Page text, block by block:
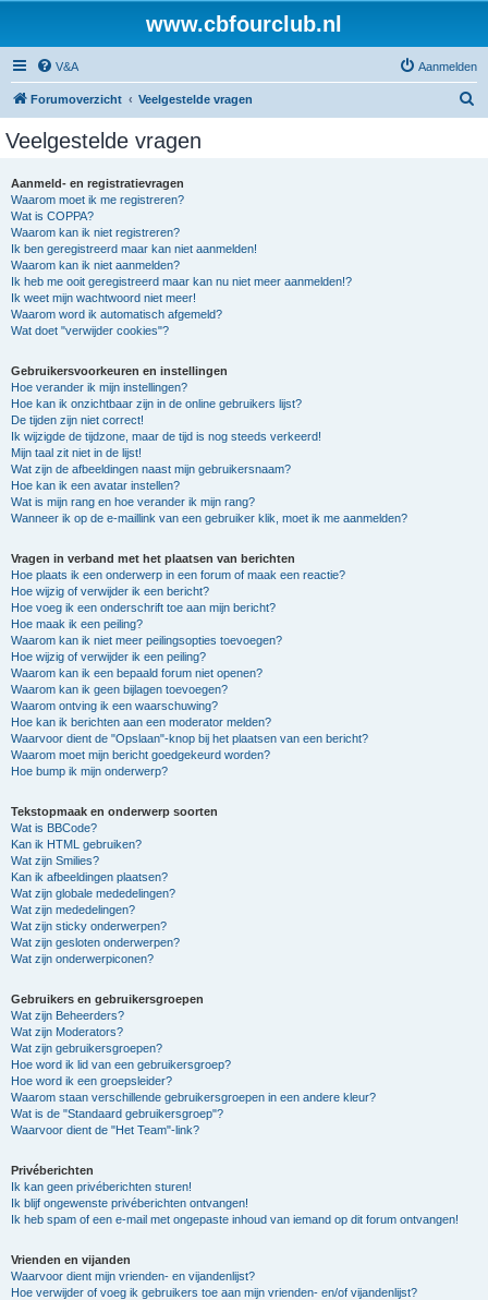
www.cbfourclub.nl
V&A Aanmelden
Forumoverzicht Veelgestelde vragen
Veelgestelde vragen
Aanmeld- en registratievragen
Waarom moet ik me registreren?
Wat is COPPA?
Waarom kan ik niet registreren?
Ik ben geregistreerd maar kan niet aanmelden!
Waarom kan ik niet aanmelden?
Ik heb me ooit geregistreerd maar kan nu niet meer aanmelden!?
Ik weet mijn wachtwoord niet meer!
Waarom word ik automatisch afgemeld?
Wat doet "verwijder cookies"?
Gebruikersvoorkeuren en instellingen
Hoe verander ik mijn instellingen?
Hoe kan ik onzichtbaar zijn in de online gebruikers lijst?
De tijden zijn niet correct!
Ik wijzigde de tijdzone, maar de tijd is nog steeds verkeerd!
Mijn taal zit niet in de lijst!
Wat zijn de afbeeldingen naast mijn gebruikersnaam?
Hoe kan ik een avatar instellen?
Wat is mijn rang en hoe verander ik mijn rang?
Wanneer ik op de e-maillink van een gebruiker klik, moet ik me aanmelden?
Vragen in verband met het plaatsen van berichten
Hoe plaats ik een onderwerp in een forum of maak een reactie?
Hoe wijzig of verwijder ik een bericht?
Hoe voeg ik een onderschrift toe aan mijn bericht?
Hoe maak ik een peiling?
Waarom kan ik niet meer peilingsopties toevoegen?
Hoe wijzig of verwijder ik een peiling?
Waarom kan ik een bepaald forum niet openen?
Waarom kan ik geen bijlagen toevoegen?
Waarom ontving ik een waarschuwing?
Hoe kan ik berichten aan een moderator melden?
Waarvoor dient de "Opslaan"-knop bij het plaatsen van een bericht?
Waarom moet mijn bericht goedgekeurd worden?
Hoe bump ik mijn onderwerp?
Tekstopmaak en onderwerp soorten
Wat is BBCode?
Kan ik HTML gebruiken?
Wat zijn Smilies?
Kan ik afbeeldingen plaatsen?
Wat zijn globale mededelingen?
Wat zijn mededelingen?
Wat zijn sticky onderwerpen?
Wat zijn gesloten onderwerpen?
Wat zijn onderwerpiconen?
Gebruikers en gebruikersgroepen
Wat zijn Beheerders?
Wat zijn Moderators?
Wat zijn gebruikersgroepen?
Hoe word ik lid van een gebruikersgroep?
Hoe word ik een groepsleider?
Waarom staan verschillende gebruikersgroepen in een andere kleur?
Wat is de "Standaard gebruikersgroep"?
Waarvoor dient de "Het Team"-link?
Privéberichten
Ik kan geen privéberichten sturen!
Ik blijf ongewenste privéberichten ontvangen!
Ik heb spam of een e-mail met ongepaste inhoud van iemand op dit forum ontvangen!
Vrienden en vijanden
Waarvoor dient mijn vrienden- en vijandenlijst?
Hoe verwijder of voeg ik gebruikers toe aan mijn vrienden- en/of vijandenlijst?